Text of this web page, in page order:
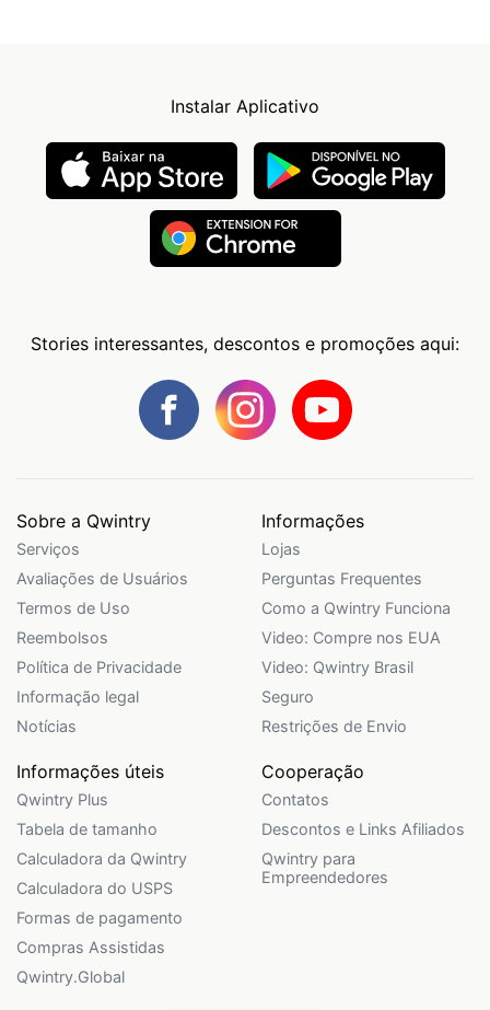
Instalar Aplicativo
Stories interessantes, descontos e promoções aqui:
Sobre a Qwintry
Serviços
Avaliações de Usuários
Termos de Uso
Reembolsos
Política de Privacidade
Informação legal
Notícias
Informações
Lojas
Perguntas Frequentes
Como a Qwintry Funciona
Video: Compre nos EUA
Video: Qwintry Brasil
Seguro
Restrições de Envio
Informações úteis
Qwintry Plus
Tabela de tamanho
Calculadora da Qwintry
Calculadora do USPS
Formas de pagamento
Compras Assistidas
Qwintry.Global
Cooperação
Contatos
Descontos e Links Afiliados
Qwintry para
Empreendedores